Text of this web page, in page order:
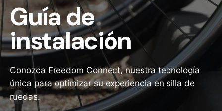
Guía de
instalación
Conozca Freedom Connect, nuestra tecnología
única para optimizar su experiencia en silla de
ruedas.